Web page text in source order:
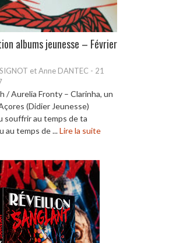
albums jeunesse – Février
et Anne DANTEC - 21
/ Aurelia Fronty – Clarinha, un
(Didier Jeunesse)
souffrir au temps de ta
au temps de ...Lire la suite